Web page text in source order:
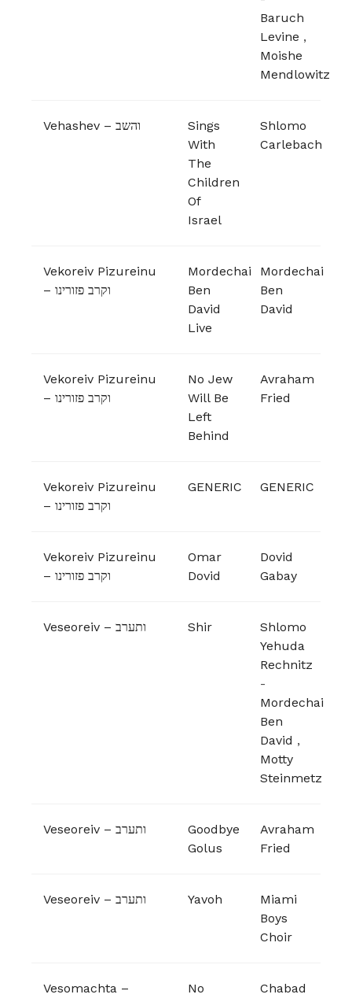
Baruch
Levine ,
Moishe
Mendlowitz
Vehashev – והשב
Sings
With
The
Children
Of
Israel
Shlomo
Carlebach
Vekoreiv Pizureinu
– וקרב פזורינו
Mordechai
Ben
David
Live
Mordechai
Ben
David
Vekoreiv Pizureinu
– וקרב פזורינו
No Jew
Will Be
Left
Behind
Avraham
Fried
Vekoreiv Pizureinu
– וקרב פזורינו
GENERIC GENERIC
Vekoreiv Pizureinu
– וקרב פזורינו
Omar
Dovid
Dovid
Gabay
Veseoreiv – ותערב Shir
Shlomo
Yehuda
Rechnitz
-
Mordechai
Ben
David ,
Motty
Steinmetz
Veseoreiv – ותערב
Goodbye
Golus
Avraham
Fried
Veseoreiv – ותערב Yavoh
Miami
Boys
Choir
Vesomachta –
No
Chabad